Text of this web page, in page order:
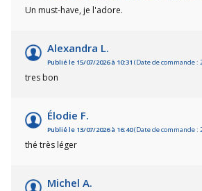
Un must-have, je l'adore.
Alexandra L.
Publié le 15/07/2026 à 10:31 (Date de commande :
tres bon
Élodie F.
Publié le 13/07/2026 à 16:40(Date de commande :
thé très léger
Michel A.